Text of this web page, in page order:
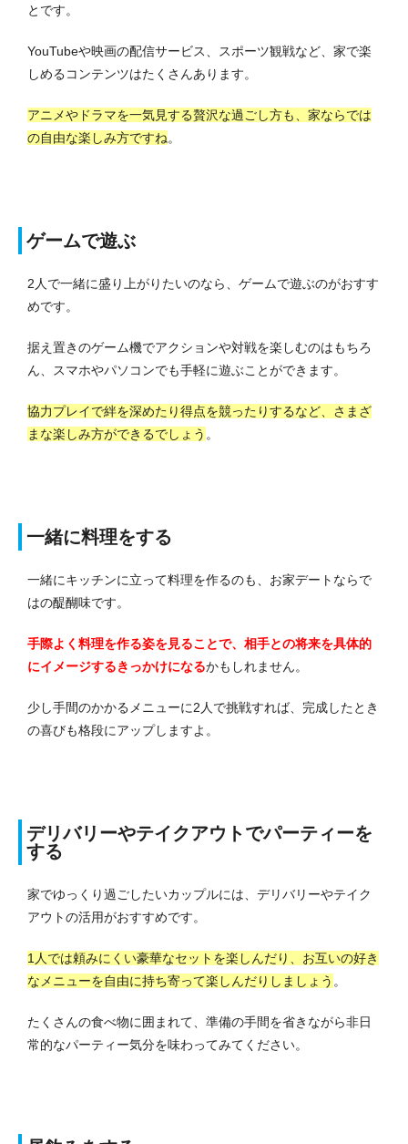
とです。
YouTubeや映画の配信サービス、スポーツ観戦など、家で楽
しめるコンテンツはたくさんあります。
アニメやドラマを一気見する贅沢な過ごし方も、家ならでは
の自由な楽しみ方ですね。
ゲームで遊ぶ
2人で一緒に盛り上がりたいのなら、ゲームで遊ぶのがおすす
めです。
据え置きのゲーム機でアクションや対戦を楽しむのはもちろ
ん、スマホやパソコンでも手軽に遊ぶことができます。
協力プレイで絆を深めたり得点を競ったりするなど、さまざ
まな楽しみ方ができるでしょう 。
一緒に料理をする
一緒にキッチンに立って料理を作るのも、お家デートならで
はの醍醐味です。
手際よく料理を作る姿を見ることで、相手との将来を具体的
にイメージするきっかけになるかもしれません。
少し手間のかかるメニューに2人で挑戦すれば、完成したとき
の喜びも格段にアップしますよ。
デリバリーやテイクアウトでパーティーを
する
家でゆっくり過ごしたいカップルには、デリバリーやテイク
アウトの活用がおすすめです。
1人では頼みにくい豪華なセットを楽しんだり、お互いの好き
なメニューを自由に持ち寄って楽しんだりしましょう 。
たくさんの食べ物に囲まれて、準備の手間を省きながら非日
常的なパーティー気分を味わってみてください。